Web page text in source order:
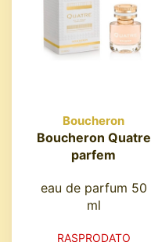
Boucheron
Boucheron Quatre
parfem
eau de parfum 50
ml
RASPRODATO